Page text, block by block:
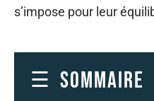
s’impose pour leur
SOMMAIRE